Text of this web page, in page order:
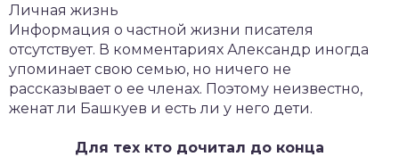
Личная жизнь
Информация о частной жизни писателя
отсутствует. В комментариях Александр иногда
упоминает свою семью, но ничего не
рассказывает о ее членах. Поэтому неизвестно,
женат ли Башкуев и есть ли у него дети.
Для тех кто дочитал до конца